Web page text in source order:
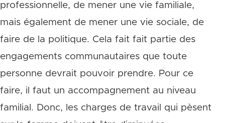
professionnelle, de mener une vie familiale,
mais également de mener une vie sociale, de
faire de la politique. Cela fait fait partie des
engagements communautaires que toute
personne devrait pouvoir prendre. Pour ce
faire, il faut un accompagnement au niveau
familial. Donc, les charges de travail qui pèsent